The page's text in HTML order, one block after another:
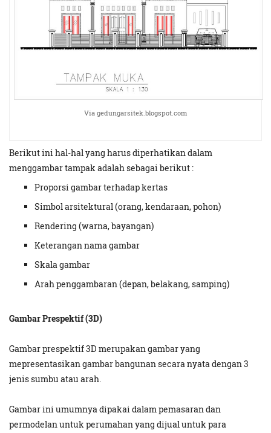
Via gedungarsitek.blogspot.com
Berikut ini hal-hal yang harus diperhatikan dalam
menggambar tampak adalah sebagai berikut :
Proporsi gambar terhadap kertas
Simbol arsitektural (orang, kendaraan, pohon)
Rendering (warna, bayangan)
Keterangan nama gambar
Skala gambar
Arah penggambaran (depan, belakang, samping)
Gambar Prespektif (3D)
Gambar prespektif 3D merupakan gambar yang
mepresentasikan gambar bangunan secara nyata dengan 3
jenis sumbu atau arah.
Gambar ini umumnya dipakai dalam pemasaran dan
permodelan untuk perumahan yang dijual untuk para